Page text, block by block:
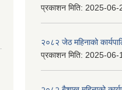
प्रकाशन मिति: 2025-06-
२०८२ जेठ महिनाको
प्रकाशन मिति: 2025-06-